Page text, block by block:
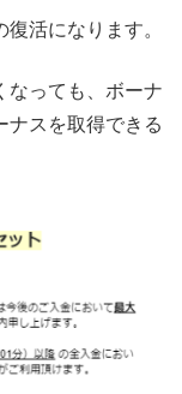
活になります。
なっても、ボーナ
ナスを取得できる